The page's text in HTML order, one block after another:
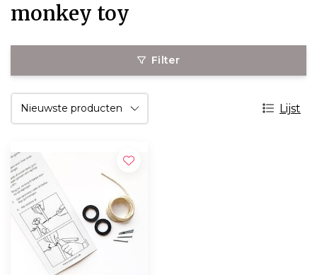
monkey toy
Filter
Lijst